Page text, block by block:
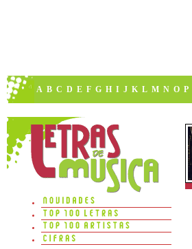
A B C D E F G H I J K L M N O P